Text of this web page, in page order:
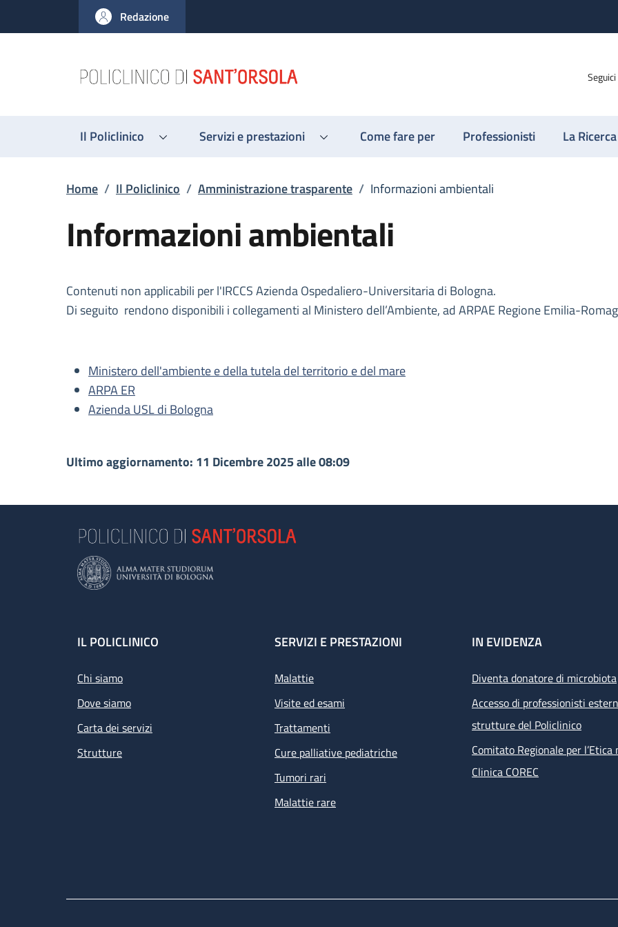
al contenuto principale
to footer content
Redazione
Seguici
Il Policlinico Servizi e prestazioni Come fare per Professionisti La Ricerca
Briciole di pane
Home / Il Policlinico / Amministrazione trasparente / Informazioni ambientali
Informazioni ambientali
Descrizione
Contenuti non applicabili per l'IRCCS Azienda Ospedaliero-Universitaria di Bologna.
Di seguito rendono disponibili i collegamenti al Ministero dell’Ambiente, ad ARPAE Regione Emilia-
Ministero dell'ambiente e della tutela del territorio e del mare
ARPA ER
Azienda USL di Bologna
Ultimo aggiornamento: 11 Dicembre 2025 alle 08:09
Footer
IL POLICLINICO
Chi siamo
Dove siamo
Carta dei servizi
Strutture
SERVIZI E PRESTAZIONI
Malattie
Visite ed esami
Trattamenti
Cure palliative pediatriche
Tumori rari
Malattie rare
IN EVIDENZA
Diventa donatore di microbiota
Accesso di professionisti
strutture del Policlinico
Comitato Regionale per l’Etica
Clinica COREC